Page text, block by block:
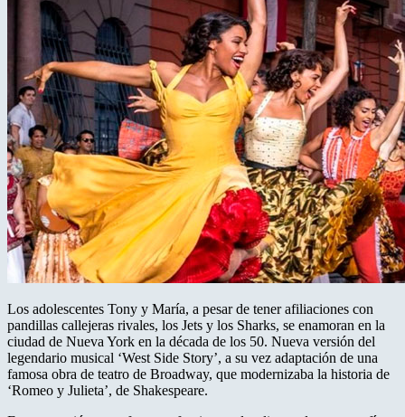
Los adolescentes Tony y María, a pesar de tener afiliaciones con
pandillas callejeras rivales, los Jets y los Sharks, se enamoran en la
ciudad de Nueva York en la década de los 50. Nueva versión del
legendario musical ‘West Side Story’, a su vez adaptación de una
famosa obra de teatro de Broadway, que modernizaba la historia de
‘Romeo y Julieta’, de Shakespeare.